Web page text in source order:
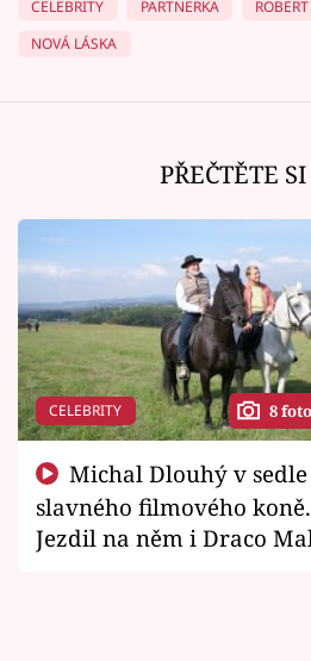
CELEBRITY
PARTNERKA
NOVÁ LÁSKA
PŘEČTĚTE
CELEBRITY 8
slavného filmového koně.
Jezdil na něm i Draco